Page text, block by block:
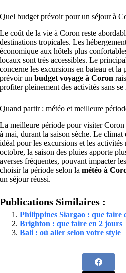
Quel budget prévoir pour un séjour à
Le coût de la vie à Coron reste
destinations tropicales. Les
économique aux hôtels plus
locaux sont très accessibles. Le
concerne les excursions en bateau et la
prévoir un budget voyage à Coron
profiter pleinement des activités sans se
Quand partir : météo et meilleure
La meilleure période pour visiter Coron
à mai, durant la saison sèche. Le climat
idéal pour les excursions et les
octobre, la saison des pluies apporte
averses fréquentes, pouvant impacter
choisir la période selon la météo à
un séjour réussi.
Publications Similaires :
Philippines Siargao : que
Brighton : que faire en 2 jours
Bali : où aller selon votre style